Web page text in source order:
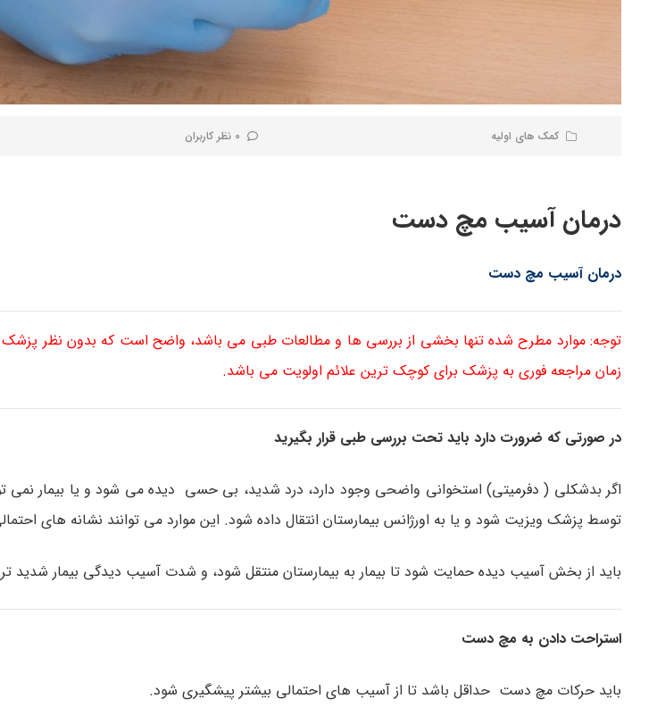
کمک های اولیه 0 نظر کاربران
درمان آسیب مچ دست
درمان آسیب مچ دست
توجه: موارد مطرح شده تنها بخشی از بررسی ها و مطالعات طبی می باشد، واضح است که بدون نظر پزشک
زمان مراجعه فوری به پزشک برای کوچک ترین علائم اولویت می باشد.
در صورتی که ضرورت دارد باید تحت بررسی طبی قرار بگیرید
اگر بدشکلی ( دفرمیتی) استخوانی واضحی وجود دارد، درد شدید، بی حسی دیده می شود و یا بیمار نمی
توسط پزشک ویزیت شود و یا به اورژانس بیمارستان انتقال داده شود. این موارد می توانند نشانه های
باید از بخش آسیب دیده حمایت شود تا بیمار به بیمارستان منتقل شود، و شدت آسیب دیدگی بیمار شدید
استراحت دادن به مچ دست
باید حرکات مچ دست حداقل باشد تا از آسیب های احتمالی بیشتر پیشگیری شود.